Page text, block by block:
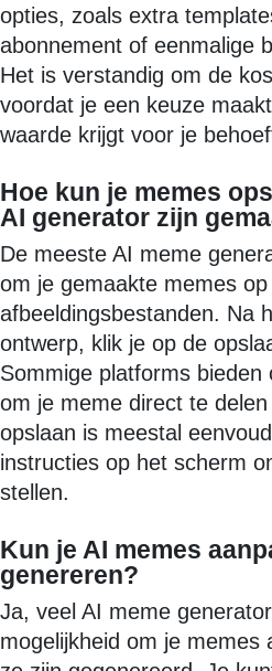
opties, zoals extra
abonnement of eenmalige
Het is verstandig om de
voordat je een keuze
waarde krijgt voor je
Hoe kun je memes
AI generator zijn
De meeste AI meme
om je gemaakte memes
afbeeldingsbestanden. Na
ontwerp, klik je op de
Sommige platforms bieden
om je meme direct te
opslaan is meestal
instructies op het scherm
stellen.
Kun je AI memes
genereren?
Ja, veel AI meme
mogelijkheid om je memes